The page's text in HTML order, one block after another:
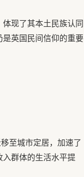
现了其本土民族认同
英国民间信仰的重要
至城市定居，加速了
群体的生活水平提